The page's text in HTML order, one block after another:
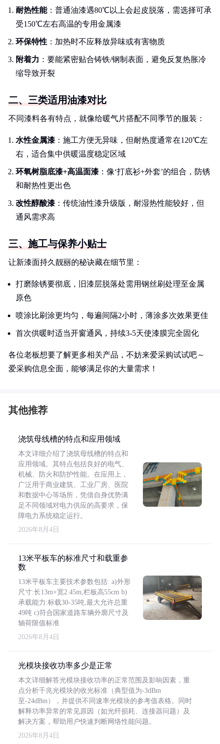
耐热性能：普通油漆遇80℃以上会起皮脱落，需选择可承
受150℃左右高温的专用金属漆
环保特性 ：加热时不应释放异味或有害物质
附着力 ：要能紧密贴合铸铁/钢制表面，避免反复热胀冷
缩导致开裂
二、三类适用油漆对比
不同漆料各有特点，就像给暖气片搭配不同季节的服装：
水性金属漆 ：施工方便无异味，但耐热度通常在120℃左
右，适合集中供暖温度稳定区域
环氧树脂底漆+高温面漆 ：像‘打底衫+外套’的组合，防锈
和耐热性更出色
改性醇酸漆 ：传统油性漆升级版，耐湿热性能较好，但
通风需求高
三、施工与保养小贴士
让新漆面持久靓丽的秘诀藏在细节里：
打磨除锈要彻底，旧漆层脱落处需用钢丝刷处理至金属
原色
喷涂比刷涂更均匀，每遍间隔2小时，薄涂多次效果更佳
首次供暖时适当开窗通风，持续3-5天使漆膜完全固化
各位老板想要了解更多相关产品，不妨来爱采购试试吧～
爱采购信息全面，能够满足你的大量需求！
其他推荐
浇筑母线槽的特点和应用领域
本文详细介绍了浇筑母线槽的特点和
应用领域。其特点包括良好的电气、
机械、防火和防护性能。在应用上，
广泛用于商业建筑、工业厂房、医院
和数据中心等场所，凭借自身优势满
足不同领域对电力供应的高要求，保
障电力系统稳定运行。
2026年8月4日
13米平板车的标准尺寸和载重参
数
13米平板车主要技术参数包括: a)外形
尺寸:长13m×宽2.45m,栏板高55cm b)
承载能力:标载30-35吨,最大允许总重
49吨 c)符合国家道路车辆外廓尺寸及
轴荷限值标准
2026年8月4日
光模块接收功率多少是正常
本文详细解答光模块接收功率的正常范围及影响因素，重
点分析千兆光模块的收光标准（典型值为-3dBm
至-24dBm），并提供不同速率光模块的参考值表格。同时
解释功率异常的常见原因（如光纤损耗、连接器问题）及
解决方案，帮助用户快速判断网络性能问题。
2026年8月4日